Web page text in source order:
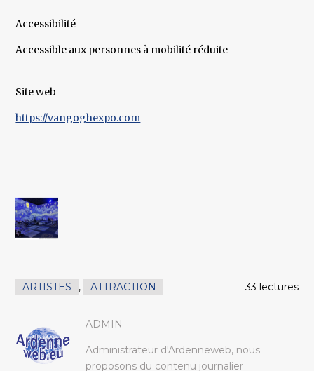
Accessibilité
Accessible aux personnes à mobilité réduite
Site web
https://vangoghexpo.com
ARTISTES , ATTRACTION 33 lectures
ADMIN
Administrateur d'Ardenneweb, nous
proposons du contenu journalier